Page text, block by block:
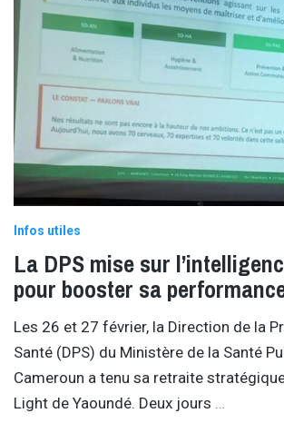
Infos utiles
La DPS mise sur
pour booster sa
Les 26 et 27 février, la Direction de la
Santé (DPS) du Ministère de la Santé
Cameroun a tenu sa retraite
Light de Yaoundé. Deux jours